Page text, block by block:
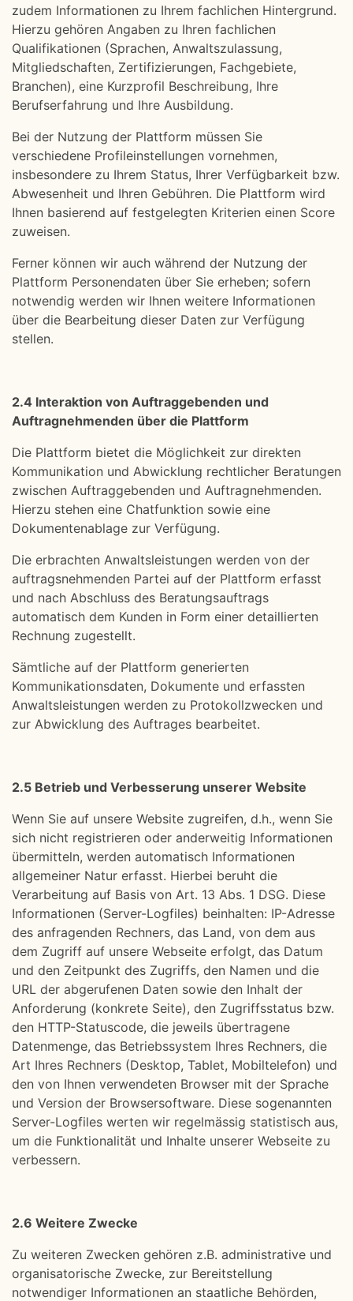
zudem Informationen zu Ihrem fachlichen Hintergrund.
Hierzu gehören Angaben zu Ihren fachlichen
Qualifikationen (Sprachen, Anwaltszulassung,
Mitgliedschaften, Zertifizierungen, Fachgebiete,
Branchen), eine Kurzprofil Beschreibung, Ihre
Berufserfahrung und Ihre Ausbildung.
Bei der Nutzung der Plattform müssen Sie
verschiedene Profileinstellungen vornehmen,
insbesondere zu Ihrem Status, Ihrer Verfügbarkeit bzw.
Abwesenheit und Ihren Gebühren. Die Plattform wird
Ihnen basierend auf festgelegten Kriterien einen Score
zuweisen.
Ferner können wir auch während der Nutzung der
Plattform Personendaten über Sie erheben; sofern
notwendig werden wir Ihnen weitere Informationen
über die Bearbeitung dieser Daten zur Verfügung
stellen.
2.4 Interaktion von Auftraggebenden und
Auftragnehmenden über die Plattform
Die Plattform bietet die Möglichkeit zur direkten
Kommunikation und Abwicklung rechtlicher Beratungen
zwischen Auftraggebenden und Auftragnehmenden.
Hierzu stehen eine Chatfunktion sowie eine
Dokumentenablage zur Verfügung.
Die erbrachten Anwaltsleistungen werden von der
auftragsnehmenden Partei auf der Plattform erfasst
und nach Abschluss des Beratungsauftrags
automatisch dem Kunden in Form einer detaillierten
Rechnung zugestellt.
Sämtliche auf der Plattform generierten
Kommunikationsdaten, Dokumente und erfassten
Anwaltsleistungen werden zu Protokollzwecken und
zur Abwicklung des Auftrages bearbeitet.
2.5 Betrieb und Verbesserung unserer Website
Wenn Sie auf unsere Website zugreifen, d.h., wenn Sie
sich nicht registrieren oder anderweitig Informationen
übermitteln, werden automatisch Informationen
allgemeiner Natur erfasst. Hierbei beruht die
Verarbeitung auf Basis von Art. 13 Abs. 1 DSG. Diese
Informationen (Server-Logfiles) beinhalten: IP-Adresse
des anfragenden Rechners, das Land, von dem aus
dem Zugriff auf unsere Webseite erfolgt, das Datum
und den Zeitpunkt des Zugriffs, den Namen und die
URL der abgerufenen Daten sowie den Inhalt der
Anforderung (konkrete Seite), den Zugriffsstatus bzw.
den HTTP-Statuscode, die jeweils übertragene
Datenmenge, das Betriebssystem Ihres Rechners, die
Art Ihres Rechners (Desktop, Tablet, Mobiltelefon) und
den von Ihnen verwendeten Browser mit der Sprache
und Version der Browsersoftware. Diese sogenannten
Server-Logfiles werten wir regelmässig statistisch aus,
um die Funktionalität und Inhalte unserer Webseite zu
verbessern.
2.6 Weitere Zwecke
Zu weiteren Zwecken gehören z.B. administrative und
organisatorische Zwecke, zur Bereitstellung
notwendiger Informationen an staatliche Behörden,